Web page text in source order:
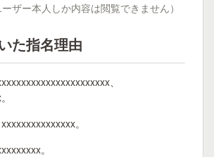
ーザー本人しか内容は閲覧できません）
た指名理由
、
。
。